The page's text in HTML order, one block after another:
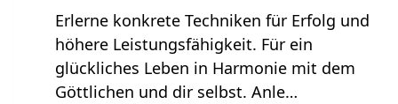
Erlerne konkrete Techniken für Erfolg und
höhere Leistungsfähigkeit. Für ein
glückliches Leben in Harmonie mit dem
Göttlichen und dir selbst. Anle…